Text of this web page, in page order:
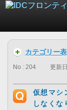
カテゴリー
No : 204 更新
仮想マシ
しなくな